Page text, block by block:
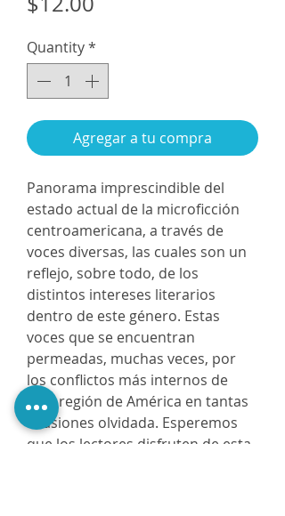
Quantity*
Agregar a tu compra
Panorama imprescindible del
estado actual de la microficción
centroamericana, a través de
voces diversas, las cuales son un
reflejo, sobre todo, de los
distintos intereses literarios
dentro de este género. Estas
voces que se encuentran
permeadas, muchas veces, por
los conflictos más internos de
esta región de América en tantas
ocasiones olvidada. Esperemos
que los lectores disfruten de esta